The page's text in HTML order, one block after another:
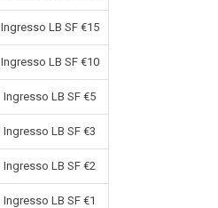
Ingresso LB SF €15
Ingresso LB SF €10
Ingresso LB SF €5
Ingresso LB SF €3
Ingresso LB SF €2
Ingresso LB SF €1